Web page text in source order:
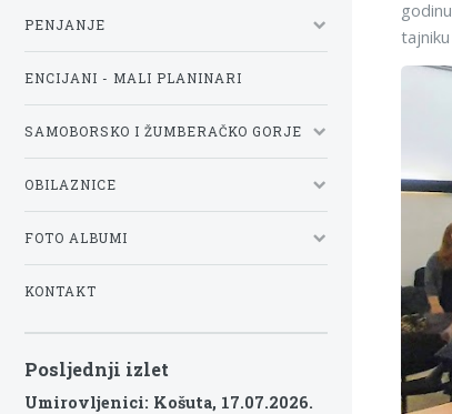
PENJANJE
ENCIJANI - MALI PLANINARI
SAMOBORSKO I ŽUMBERAČKO GORJE
OBILAZNICE
FOTO ALBUMI
KONTAKT
Posljednji izlet
Umirovljenici: Košuta, 17.07.2026.